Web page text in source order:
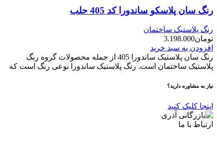
رنگ سان پلاسکو ساندورا کد 405 حلب
رنگ پلاستیک ساختمان
تومان3.198.000
افزودن به سبد خرید
رنگ سان پلاستیک ساندورا 405 از جمله محصولات گروه رنگ
پلاستیک ساختمان است. رنگ پلاستیک ساندورا نوعی رنگ است که
نیاز به مشاوره دارید؟
اینجا کلیک کنید
ارتباط با ما